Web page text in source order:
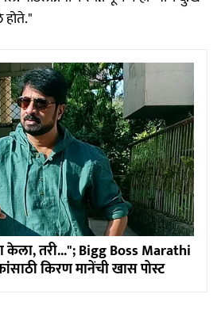
तरी..."; Bigg Boss Marathi
किरण मानेंची खास पोस्ट